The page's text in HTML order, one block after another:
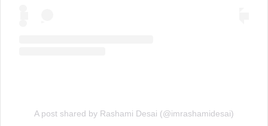
A post shared by Rashami Desai (@imrashamidesai)